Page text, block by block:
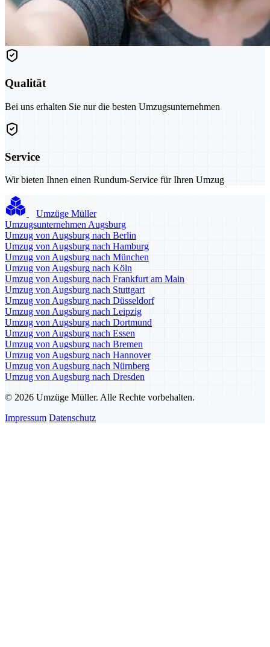
Qualität
Bei uns erhalten Sie nur die besten Umzugsunternehmen
Service
Wir bieten Ihnen einen Rundum-Service für Ihren Umzug
Umzüge Müller
Umzugsunternehmen Augsburg
Umzug von Augsburg nach Berlin
Umzug von Augsburg nach Hamburg
Umzug von Augsburg nach München
Umzug von Augsburg nach Köln
Umzug von Augsburg nach Frankfurt am Main
Umzug von Augsburg nach Stuttgart
Umzug von Augsburg nach Düsseldorf
Umzug von Augsburg nach Leipzig
Umzug von Augsburg nach Dortmund
Umzug von Augsburg nach Essen
Umzug von Augsburg nach Bremen
Umzug von Augsburg nach Hannover
Umzug von Augsburg nach Nürnberg
Umzug von Augsburg nach Dresden
© 2026 Umzüge Müller. Alle Rechte vorbehalten.
Impressum Datenschutz